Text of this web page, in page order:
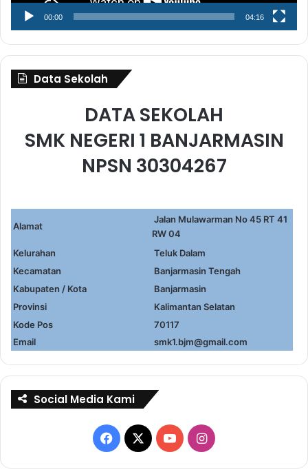
00:00 04:16
Data Sekolah
DATA SEKOLAH
SMK NEGERI 1 BANJARMASIN
NPSN 30304267
Alamat
Jalan Mulawarman No 45 RT 41
RW 04
Kelurahan
Teluk Dalam
Kecamatan
Banjarmasin Tengah
Kabupaten / Kota
Banjarmasin
Provinsi
Kalimantan Selatan
Kode Pos
70117
Email
smk1.bjm@gmail.com
Social Media Kami
Facebook
X YouTubeInstagram